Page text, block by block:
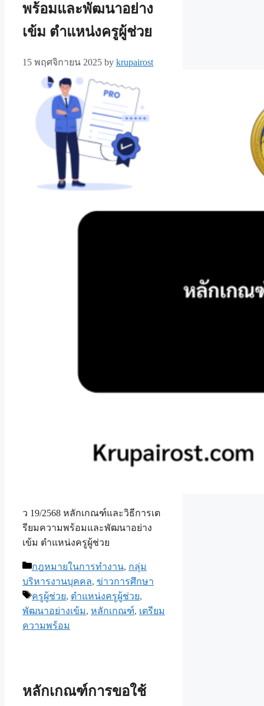
พร้อมและพัฒนาอย่าง
เข้ม ตำแหน่งครูผู้ช่วย
15 พฤศจิกายน 2025 by krupairost
ว 19/2568 หลักเกณฑ์และวิธีการเต
รียมความพร้อมและพัฒนาอย่าง
เข้ม ตำแหน่งครูผู้ช่วย
Categories
กฎหมายในการทำงาน, กลุ่ม
บริหารงานบุคคล, ข่าวการศึกษา
Tags
ครูผู้ช่วย, ตำแหน่งครูผู้ช่วย,
พัฒนาอย่างเข้ม, หลักเกณฑ์, เตรียม
ความพร้อม
หลักเกณฑ์การขอใช้